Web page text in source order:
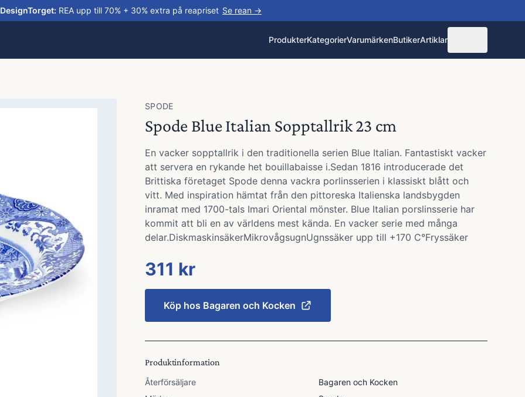
DesignTorget: REA upp till 70% + 30% extra på reapriset Se rean →
ProdukterKategorierVarumärkenButikerArtiklar
SPODE
Spode Blue Italian Sopptallrik 23 cm
En vacker sopptallrik i den traditionella serien Blue Italian. Fantastiskt vacker
att servera en rykande het bouillabaisse i.Sedan 1816 introducerade det
Brittiska företaget Spode denna vackra porlinsserien i klassiskt blått och
vitt. Med inspiration hämtat från den pittoreska Italienska landsbygden
inramat med 1700-tals Imari Oriental mönster. Blue Italian porslinsserie har
kommit att bli en av världens mest kända. En vacker serie med många
delar.DiskmaskinsäkerMikrovågsugnUgnssäker upp till +170 C°Fryssäker
311 kr
Köp hos Bagaren och Kocken
Produktinformation
Återförsäljare
Bagaren och Kocken